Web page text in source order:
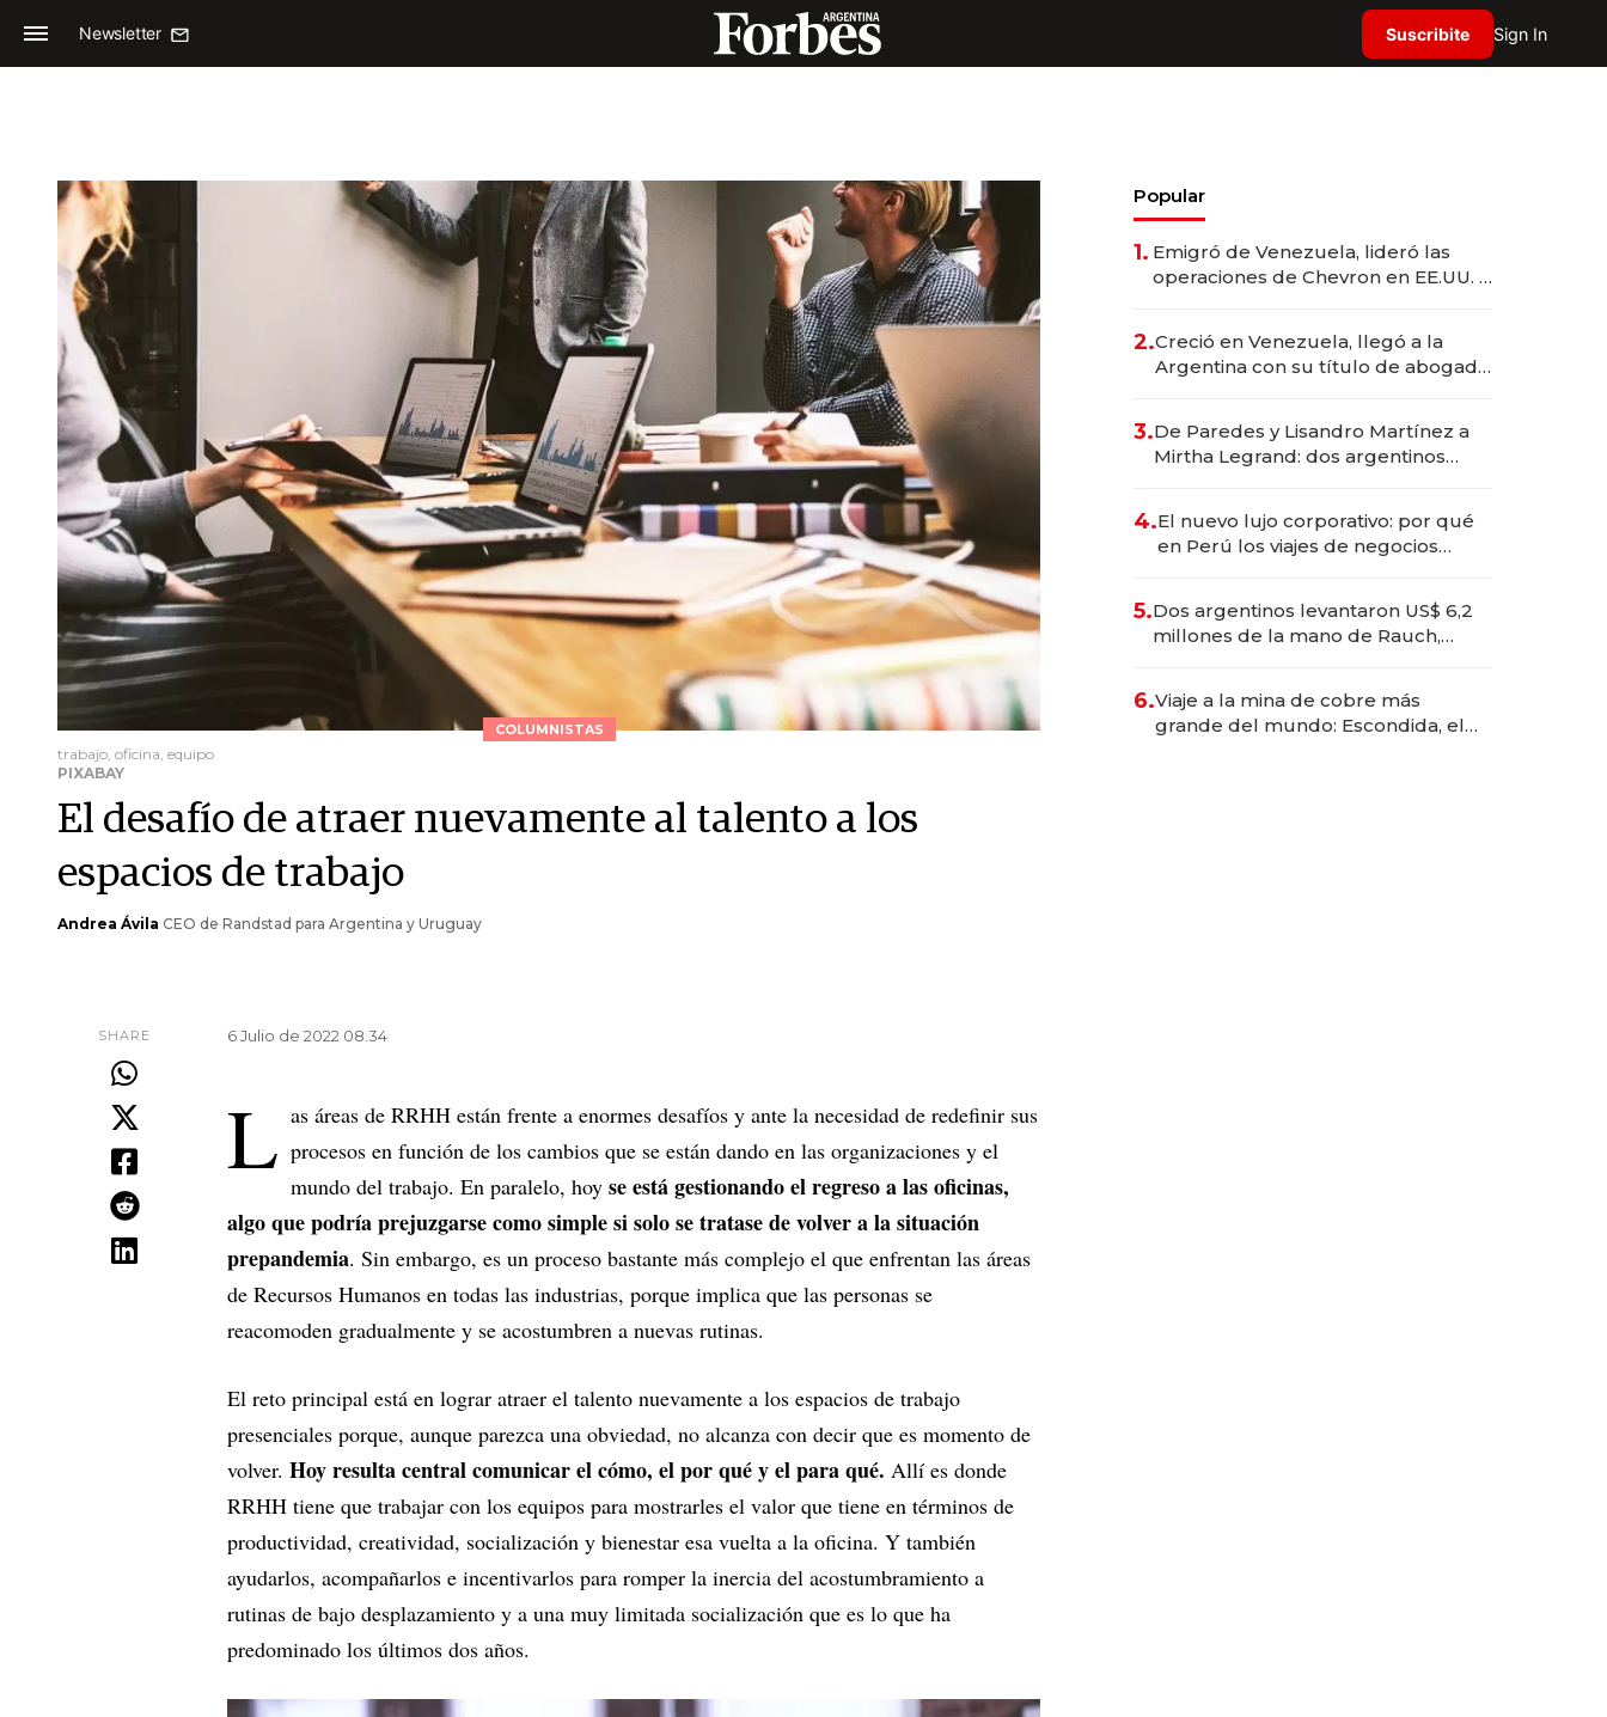
Newsletter Suscribite Sign In
COLUMNISTAS
trabajo, oficina, equipo
PIXABAY
El desafío de atraer nuevamente al talento a los
espacios de trabajo
Andrea Ávila CEO de Randstad para Argentina y Uruguay
SHARE 6 Julio de 2022 08.34
L as áreas de RRHH están frente a enormes desafíos y ante la necesidad de redefinir sus
procesos en función de los cambios que se están dando en las organizaciones y el
mundo del trabajo. En paralelo, hoy se está gestionando el regreso a las oficinas,
algo que podría prejuzgarse como simple si solo se tratase de volver a la situación
prepandemia. Sin embargo, es un proceso bastante más complejo el que enfrentan las áreas
de Recursos Humanos en todas las industrias, porque implica que las personas se
reacomoden gradualmente y se acostumbren a nuevas rutinas.
El reto principal está en lograr atraer el talento nuevamente a los espacios de trabajo
presenciales porque, aunque parezca una obviedad, no alcanza con decir que es momento de
volver. Hoy resulta central comunicar el cómo, el por qué y el para qué. Allí es donde
RRHH tiene que trabajar con los equipos para mostrarles el valor que tiene en términos de
productividad, creatividad, socialización y bienestar esa vuelta a la oficina. Y también
ayudarlos, acompañarlos e incentivarlos para romper la inercia del acostumbramiento a
rutinas de bajo desplazamiento y a una muy limitada socialización que es lo que ha
predominado los últimos dos años.
Popular
1. Emigró de Venezuela, lideró las
operaciones de Chevron en EE.UU. y
2.Creció en Venezuela, llegó a la
Argentina con su título de abogado
marcas "fast premium"
3.De Paredes y Lisandro Martínez a
Mirtha Legrand: dos argentinos
4.El nuevo lujo corporativo: por qué
en Perú los viajes de negocios
transformadoras
5.Dos argentinos levantaron US$ 6,2
millones de la mano de Rauch,
6.Viaje a la mina de cobre más
grande del mundo: Escondida, el